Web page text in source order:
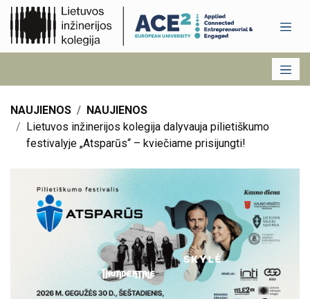
NAUJIENOS
NAUJIENOS
Lietuvos inžinerijos kolegija dalyvauja pilietiškumo
festivalyje „Atsparūs“ – kviečiame prisijungti!